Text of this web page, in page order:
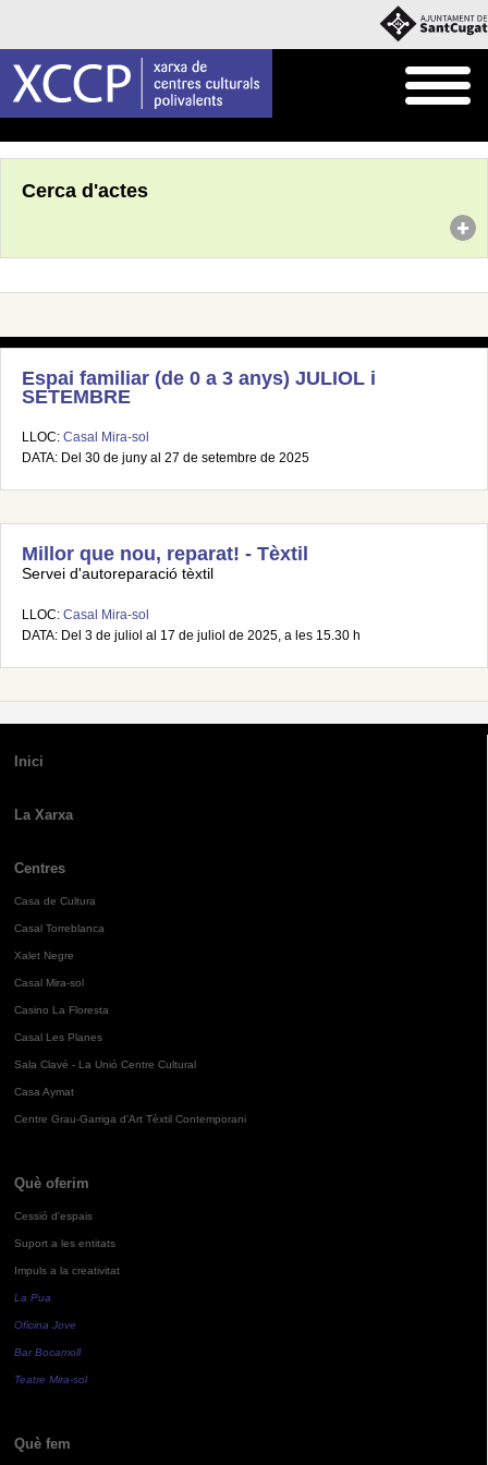
Cerca d'actes
Espai familiar (de 0 a 3 anys) JULIOL i
SETEMBRE
LLOC: Casal Mira-sol
DATA: Del 30 de juny al 27 de setembre de 2025
Millor que nou, reparat! - Tèxtil
Servei d'autoreparació tèxtil
LLOC: Casal Mira-sol
DATA: Del 3 de juliol al 17 de juliol de 2025, a les 15.30 h
Inici
La Xarxa
Centres
Casa de Cultura
Casal Torreblanca
Xalet Negre
Casal Mira-sol
Casino La Floresta
Casal Les Planes
Sala Clavé - La Unió Centre Cultural
Casa Aymat
Centre Grau-Garriga d'Art Tèxtil Contemporani
Què oferim
Cessió d'espais
Suport a les entitats
Impuls a la creativitat
La Pua
Oficina Jove
Bar Bocamoll
Teatre Mira-sol
Què fem